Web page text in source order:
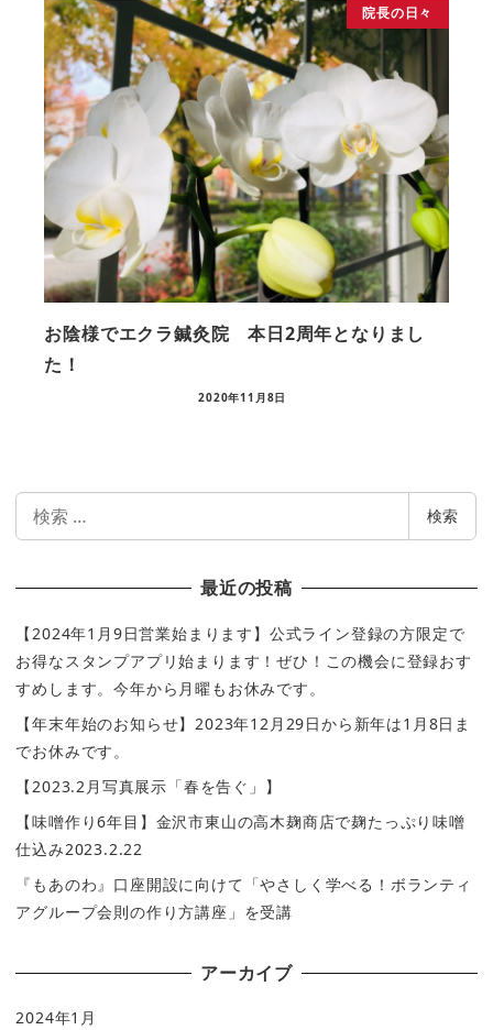
院長の日々
お陰様でエクラ鍼灸院 本日2周年となりまし
た！
2020年11月8日
索
検索
最近の投稿
【2024年1月9日営業始まります】公式ライン登録の方限定で
お得なスタンプアプリ始まります！ぜひ！この機会に登録おす
すめします。今年から月曜もお休みです。
【年末年始のお知らせ】2023年12月29日から新年は1月8日ま
でお休みです。
【2023.2月写真展示「春を告ぐ」】
【味噌作り6年目】金沢市東山の高木麹商店で麹たっぷり味噌
仕込み2023.2.22
『もあのわ』口座開設に向けて「やさしく学べる！ボランティ
アグループ会則の作り方講座」を受講
アーカイブ
2024年1月